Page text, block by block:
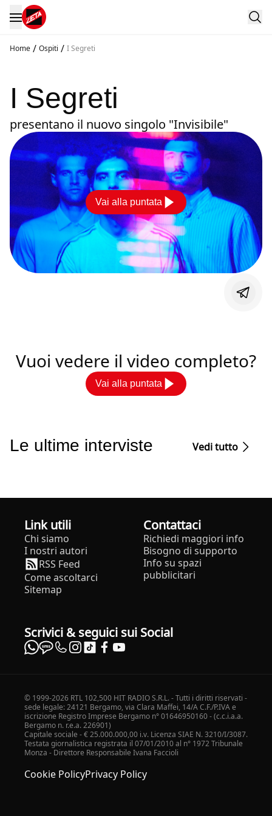
Home / Ospiti / I Segreti
I Segreti
presentano il nuovo singolo "Invisibile"
Vai alla puntata
Vuoi vedere il video completo?
Vai alla puntata
Le ultime interviste Vedi tutto
Link utili
Chi siamo
I nostri autori
RSS Feed
Come ascoltarci
Sitemap
Contattaci
Richiedi maggiori info
Bisogno di supporto
Info su spazi
pubblicitari
Scrivici & seguici sui Social
© 1999-2026 RTL 102,500 HIT RADIO S.R.L. - Tutti i diritti riservati -
sede legale: 24121 Bergamo, via Clara Maffei, 14/A C.F./P.IVA e
iscrizione Registro Imprese Bergamo n° 01646950160 - (c.c.i.a.a.
Bergamo n. r.e.a. 226901)
Capitale sociale - € 25.000.000,00 i.v. Licenza SIAE N. 3210/I/3087.
Testata giornalistica registrata il 07/01/2010 al n° 1972 Tribunale
Monza - Direttore Responsabile Ivana Faccioli
Cookie PolicyPrivacy Policy